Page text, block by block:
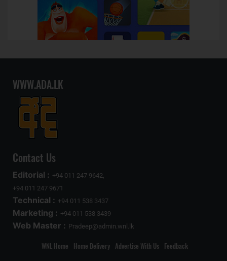
WWW.ADA.LK
Contact Us
Editorial : +94 011 247 9642,
+94 011 247 9671
Technical : +94 011 538 3437
Marketing : +94 011 538 3439
Web Master : Pradeep@admin.wnl.lk
WNL Home Home Delivery Advertise With Us Feedback